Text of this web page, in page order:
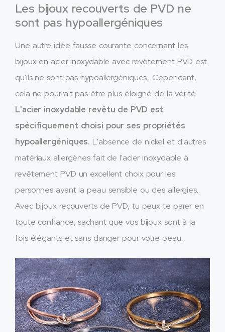
Les bijoux recouverts de PVD ne
sont pas hypoallergéniques
Une autre idée fausse courante concernant les
bijoux en acier inoxydable avec revêtement PVD est
qu'ils ne sont pas hypoallergéniques.. Cependant,
cela ne pourrait pas être plus éloigné de la vérité.
L'acier inoxydable revêtu de PVD est
spécifiquement choisi pour ses propriétés
hypoallergéniques. L'absence de nickel et d'autres
matériaux allergènes fait de l'acier inoxydable à
revêtement PVD un excellent choix pour les
personnes ayant la peau sensible ou des allergies..
Avec bijoux recouverts de PVD, tu peux te parer en
toute confiance, sachant que vos bijoux sont à la
fois élégants et sans danger pour votre peau.